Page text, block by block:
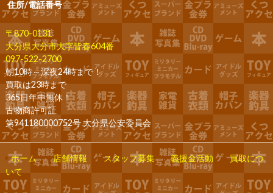
住所/電話番号
〒870-0131
大分県大分市大字皆春604番
097-522-2700
朝10時～深夜24時まで！
買取は23時まで
365日年中無休！
古物商許可証
第941180000752号 大分県公安委員会
ホーム 店舗情報 スタッフ募集 義援金活動
買取につ
いて